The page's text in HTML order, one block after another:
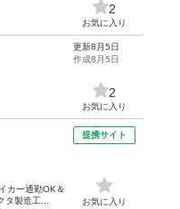
2
お気に入り
更新8月5日
作成8月5日
2
お気に入り
カー通勤OK＆
製造工...
提携サイト
お気に入り